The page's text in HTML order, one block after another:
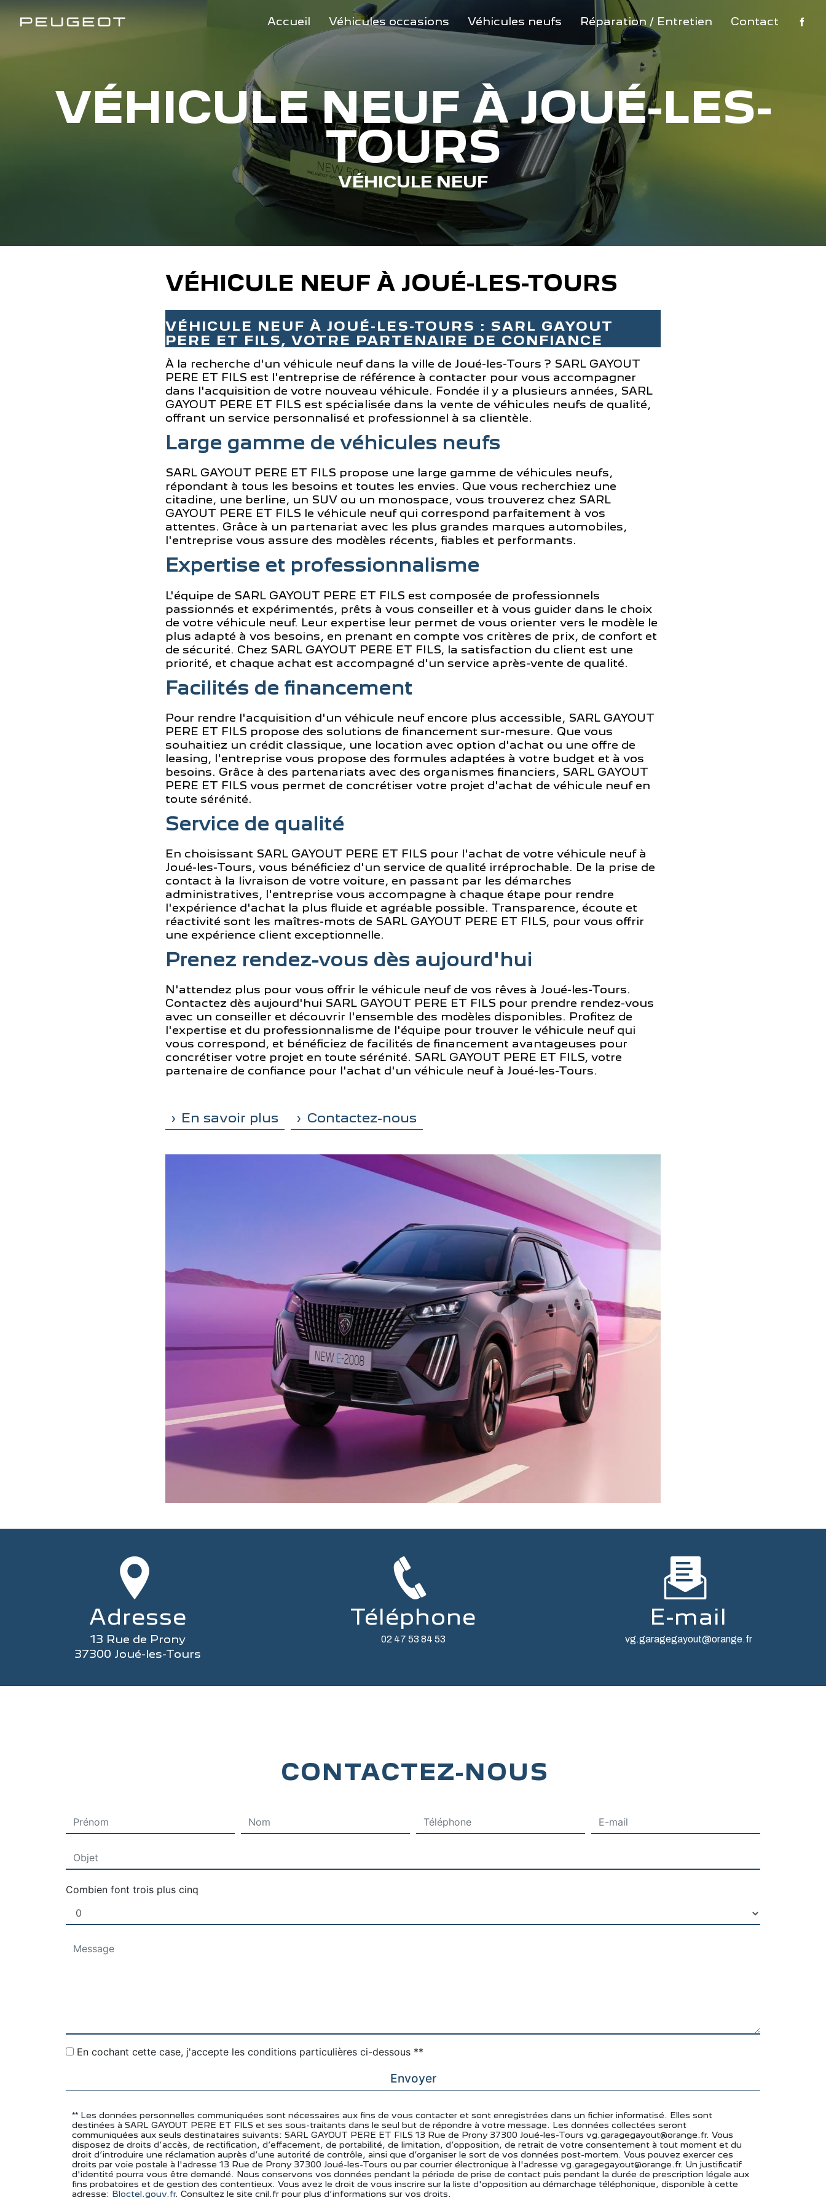
Accueil Véhicules occasions Véhicules neufs Réparation / Entretien Contact
VÉHICULE NEUF À JOUÉ-LES-
TOURS
VÉHICULE NEUF
VÉHICULE NEUF À JOUÉ-LES-TOURS
VÉHICULE NEUF À JOUÉ-LES-TOURS : SARL GAYOUT
PERE ET FILS, VOTRE PARTENAIRE DE CONFIANCE
À la recherche d'un véhicule neuf dans la ville de Joué-les-Tours ? SARL GAYOUT
PERE ET FILS est l'entreprise de référence à contacter pour vous accompagner
dans l'acquisition de votre nouveau véhicule. Fondée il y a plusieurs années, SARL
GAYOUT PERE ET FILS est spécialisée dans la vente de véhicules neufs de qualité,
offrant un service personnalisé et professionnel à sa clientèle.
Large gamme de véhicules neufs
SARL GAYOUT PERE ET FILS propose une large gamme de véhicules neufs,
répondant à tous les besoins et toutes les envies. Que vous recherchiez une
citadine, une berline, un SUV ou un monospace, vous trouverez chez SARL
GAYOUT PERE ET FILS le véhicule neuf qui correspond parfaitement à vos
attentes. Grâce à un partenariat avec les plus grandes marques automobiles,
l'entreprise vous assure des modèles récents, fiables et performants.
Expertise et professionnalisme
L'équipe de SARL GAYOUT PERE ET FILS est composée de professionnels
passionnés et expérimentés, prêts à vous conseiller et à vous guider dans le choix
de votre véhicule neuf. Leur expertise leur permet de vous orienter vers le modèle le
plus adapté à vos besoins, en prenant en compte vos critères de prix, de confort et
de sécurité. Chez SARL GAYOUT PERE ET FILS, la satisfaction du client est une
priorité, et chaque achat est accompagné d'un service après-vente de qualité.
Facilités de financement
Pour rendre l'acquisition d'un véhicule neuf encore plus accessible, SARL GAYOUT
PERE ET FILS propose des solutions de financement sur-mesure. Que vous
souhaitiez un crédit classique, une location avec option d'achat ou une offre de
leasing, l'entreprise vous propose des formules adaptées à votre budget et à vos
besoins. Grâce à des partenariats avec des organismes financiers, SARL GAYOUT
PERE ET FILS vous permet de concrétiser votre projet d'achat de véhicule neuf en
toute sérénité.
Service de qualité
En choisissant SARL GAYOUT PERE ET FILS pour l'achat de votre véhicule neuf à
Joué-les-Tours, vous bénéficiez d'un service de qualité irréprochable. De la prise de
contact à la livraison de votre voiture, en passant par les démarches
administratives, l'entreprise vous accompagne à chaque étape pour rendre
l'expérience d'achat la plus fluide et agréable possible. Transparence, écoute et
réactivité sont les maîtres-mots de SARL GAYOUT PERE ET FILS, pour vous offrir
une expérience client exceptionnelle.
Prenez rendez-vous dès aujourd'hui
N'attendez plus pour vous offrir le véhicule neuf de vos rêves à Joué-les-Tours.
Contactez dès aujourd'hui SARL GAYOUT PERE ET FILS pour prendre rendez-vous
avec un conseiller et découvrir l'ensemble des modèles disponibles. Profitez de
l'expertise et du professionnalisme de l'équipe pour trouver le véhicule neuf qui
vous correspond, et bénéficiez de facilités de financement avantageuses pour
concrétiser votre projet en toute sérénité. SARL GAYOUT PERE ET FILS, votre
partenaire de confiance pour l'achat d'un véhicule neuf à Joué-les-Tours.
En savoir plus Contactez-nous
Adresse
13 Rue de Prony
37300 Joué-les-Tours
Téléphone
02 47 53 84 53
E-mail
vg.garagegayout@orange.fr
CONTACTEZ-NOUS
Combien font trois plus cinq
En cochant cette case, j'accepte les conditions particulières ci-dessous **
Envoyer
** Les données personnelles communiquées sont nécessaires aux fins de vous contacter et sont enregistrées dans un fichier informatisé. Elles sont
destinées à SARL GAYOUT PERE ET FILS et ses sous-traitants dans le seul but de répondre à votre message. Les données collectées seront
communiquées aux seuls destinataires suivants: SARL GAYOUT PERE ET FILS 13 Rue de Prony 37300 Joué-les-Tours vg.garagegayout@orange.fr. Vous
disposez de droits d’accès, de rectification, d’effacement, de portabilité, de limitation, d’opposition, de retrait de votre consentement à tout moment et du
droit d’introduire une réclamation auprès d’une autorité de contrôle, ainsi que d’organiser le sort de vos données post-mortem. Vous pouvez exercer ces
droits par voie postale à l'adresse 13 Rue de Prony 37300 Joué-les-Tours ou par courrier électronique à l'adresse vg.garagegayout@orange.fr. Un justificatif
d'identité pourra vous être demandé. Nous conservons vos données pendant la période de prise de contact puis pendant la durée de prescription légale aux
fins probatoires et de gestion des contentieux. Vous avez le droit de vous inscrire sur la liste d'opposition au démarchage téléphonique, disponible à cette
adresse: Bloctel.gouv.fr. Consultez le site cnil.fr pour plus d’informations sur vos droits.